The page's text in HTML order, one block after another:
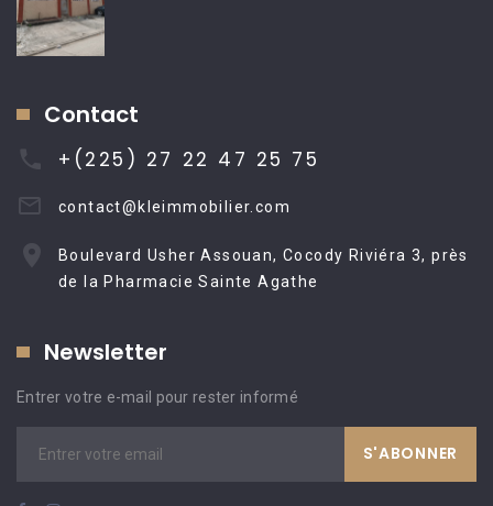
Contact
+(225) 27 22 47 25 75
contact@kleimmobilier.com
Boulevard Usher Assouan, Cocody Riviéra 3, près
de la Pharmacie Sainte Agathe
Newsletter
Entrer votre e-mail pour rester informé
S'ABONNER